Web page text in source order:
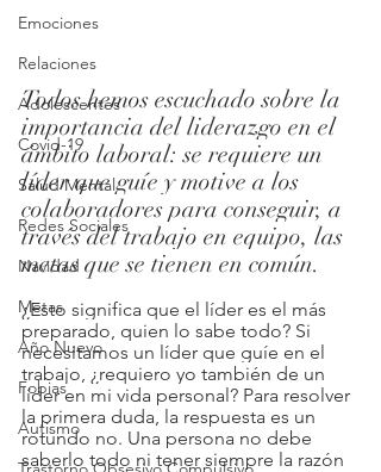
Emociones
Relaciones
Adolescentes
Covid-19
Salud Mental
Redes Sociales
Navidad
Metas
Año Nuevo
Fobias
Autismo
Todos hemos escuchado sobre la
importancia del liderazgo en el
ámbito laboral: se requiere un
líder que guíe y motive a los
colaboradores para conseguir, a
través del trabajo en equipo, las
metas que se tienen en común.
¿Esto significa que el líder es el más
preparado, quien lo sabe todo? Si
necesitamos un líder que guíe en el
trabajo, ¿requiero yo también de un
líder en mi vida personal? Para resolver
la primera duda, la respuesta es un
rotundo no. Una persona no debe
saberlo todo ni tener siempre la razón